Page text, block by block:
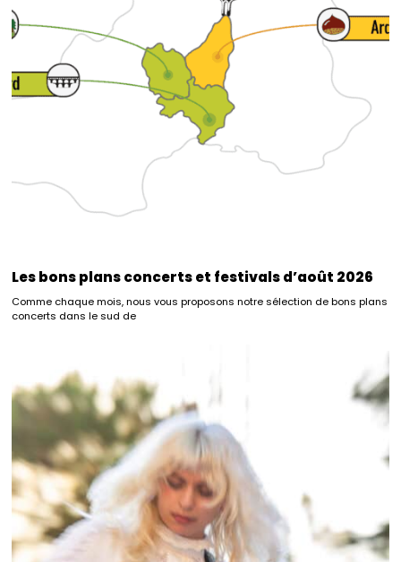
Les bons plans concerts et festivals d’août 2026
Comme chaque mois, nous vous proposons notre sélection de bons plans
concerts dans le sud de